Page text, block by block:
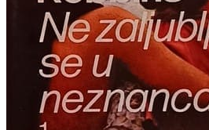
LIKOVNA
LJEKOVITO BILJE I
MITOLOGIJA
POVIJEST I
PRIRODNE
PSIHOLOGIJA,
ALTERNATIVA
RAZNO
RELIGIJA
OD RJEČNIKA